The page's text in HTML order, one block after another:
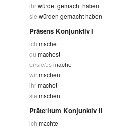
ihrwürdet gemacht haben
sie würden gemacht haben
Präsens Konjunktiv I
ich mache
du machest
er/sie/esmache
wirmachen
ihrmachet
sie machen
Präteritum Konjunktiv II
ich machte